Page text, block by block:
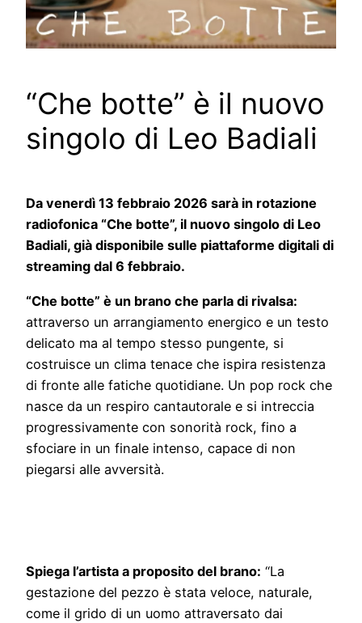
“Che botte” è il nuovo
singolo di Leo Badiali
Da venerdì 13 febbraio 2026 sarà in rotazione
radiofonica “Che botte”, il nuovo singolo di Leo
Badiali, già disponibile sulle piattaforme digitali di
streaming dal 6 febbraio.
“Che botte” è un brano che parla di rivalsa:
attraverso un arrangiamento energico e un testo
delicato ma al tempo stesso pungente, si
costruisce un clima tenace che ispira resistenza
di fronte alle fatiche quotidiane. Un pop rock che
nasce da un respiro cantautorale e si intreccia
progressivamente con sonorità rock, fino a
sfociare in un finale intenso, capace di non
piegarsi alle avversità.
Spiega l’artista a proposito del brano: “La
gestazione del pezzo è stata veloce, naturale,
come il grido di un uomo attraversato dai